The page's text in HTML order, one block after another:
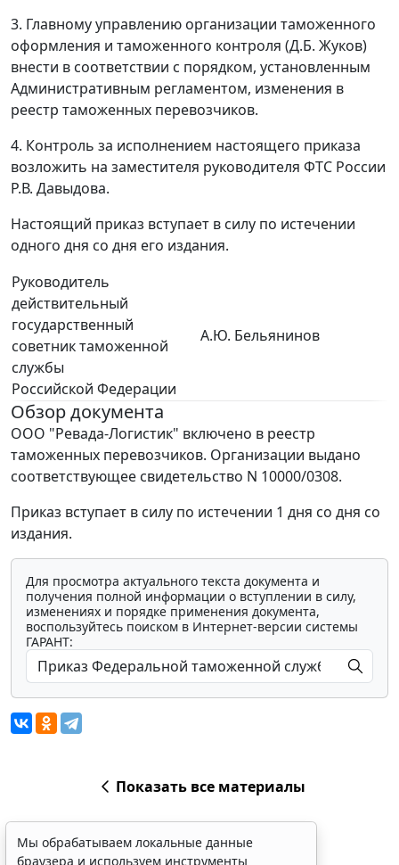
3. Главному управлению организации таможенного
оформления и таможенного контроля (Д.Б. Жуков)
внести в соответствии с порядком, установленным
Административным регламентом, изменения в
реестр таможенных перевозчиков.
4. Контроль за исполнением настоящего приказа
возложить на заместителя руководителя ФТС России
Р.В. Давыдова.
Настоящий приказ вступает в силу по истечении
одного дня со дня его издания.
Руководитель
действительный
государственный
советник таможенной
службы
Российской Федерации
А.Ю. Бельянинов
Обзор документа
ООО "Ревада-Логистик" включено в реестр
таможенных перевозчиков. Организации выдано
соответствующее свидетельство N 10000/0308.
Приказ вступает в силу по истечении 1 дня со дня со
издания.
Для просмотра актуального текста документа и
получения полной информации о вступлении в силу,
изменениях и порядке применения документа,
воспользуйтесь поиском в Интернет-версии системы
ГАРАНТ:
Показать все материалы
Мы обрабатываем локальные данные
браузера и используем инструменты